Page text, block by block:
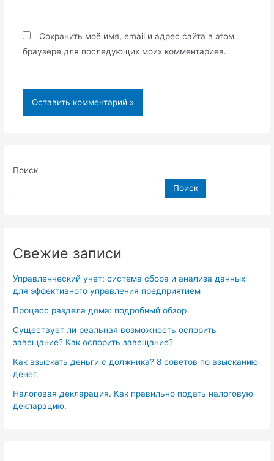
Поиск
Поиск
Свежие записи
Управленческий учет: система сбора и анализа данных
для эффективного управления предприятием
Процесс раздела дома: подробный обзор
Существует ли реальная возможность оспорить
завещание? Как оспорить завещание?
Как взыскать деньги с должника? 8 советов по взысканию
денег.
Налоговая декларация. Как правильно подать налоговую
декларацию.
Сохранить моё имя, email и адрес сайта в этом
браузере для последующих моих комментариев.